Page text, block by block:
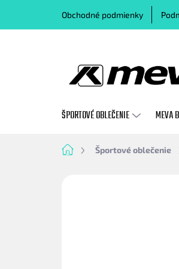
obsah
Obchodné podmienky
ŠPORTOVÉ OBLEČENIE MEVA
DomovŠportové oblečenie